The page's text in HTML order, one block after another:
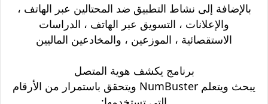
بالإضافة إلى نشاط التطبيق ضد المحتالين عبر الهاتف ،
والإعلانات ، التسويق عبر الهاتف ، الدراسات
الاستقصائية ، الموزعين ، والمخادعين الماليين
برنامج يكشف هوية المتصل
يبحث ويتعلم NumBuster ويتحقق باستمرار من الأرقام